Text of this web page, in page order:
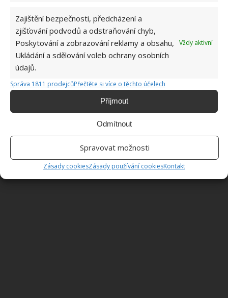
Zajištění bezpečnosti, předcházení a
zjišťování podvodů a odstraňování chyb,
Poskytování a zobrazování reklamy a obsahu,
Ukládání a sdělování voleb ochrany osobních
údajů.
Vždy aktivní
Správa 1811 prodejcůPřečtěte si více o těchto účelech
Příjmout
Odmítnout
Spravovat možnosti
Zásady cookiesZásady používání cookiesKontakt
Fotografie: ElTiempoes Escapadas, Imgur